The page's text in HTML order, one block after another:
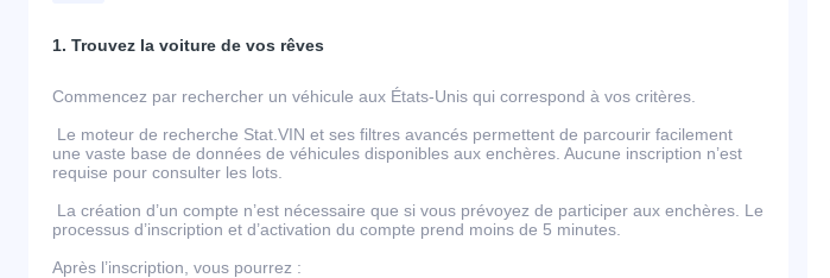
1. Trouvez la voiture de vos rêves
Commencez par rechercher un véhicule aux États-Unis qui correspond à vos critères.
Le moteur de recherche Stat.VIN et ses filtres avancés permettent de parcourir facilement
une vaste base de données de véhicules disponibles aux enchères. Aucune inscription n’est
requise pour consulter les lots.
La création d’un compte n’est nécessaire que si vous prévoyez de participer aux enchères. Le
processus d’inscription et d’activation du compte prend moins de 5 minutes.
Après l’inscription, vous pourrez :